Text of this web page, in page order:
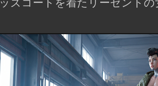
ズコートを着たリーゼントの